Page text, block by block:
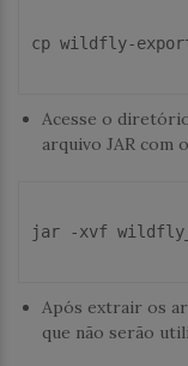
cp wildfly-
Acesse o
arquivo JAR com
jar -xvf
Após extrair os
que não serão